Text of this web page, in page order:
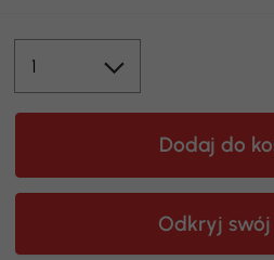
Dodaj do
Odkryj